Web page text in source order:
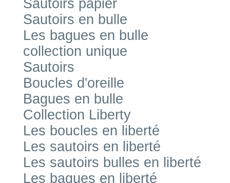
Sautoirs papier
Sautoirs en bulle
Les bagues en bulle
collection unique
Sautoirs
Boucles d'oreille
Bagues en bulle
Collection Liberty
Les boucles en liberté
Les sautoirs en liberté
Les sautoirs bulles en liberté
Les bagues en liberté